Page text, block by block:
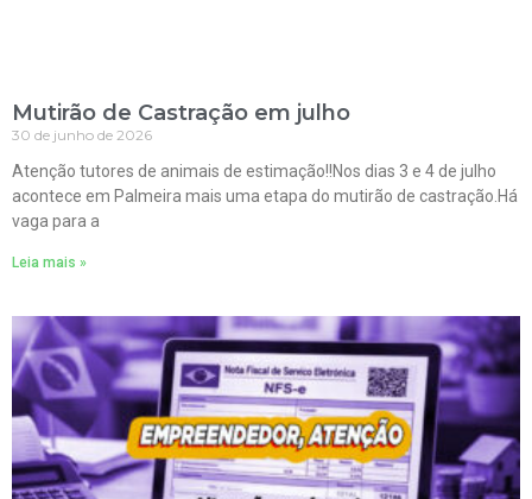
Mutirão de Castração em julho
30 de junho de 2026
Atenção tutores de animais de estimação!!Nos dias 3 e 4 de julho
acontece em Palmeira mais uma etapa do mutirão de castração.Há
vaga para a
Leia mais »